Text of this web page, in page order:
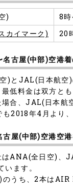
)
8
イマーク) 20
古屋(中部)空港
)とJAL(日本航空)
低料金は双方と
合、JAL(日本航
2018年4月より
屋(中部)空港空
はANA(全日空)
ます。
うち、2本はAIR